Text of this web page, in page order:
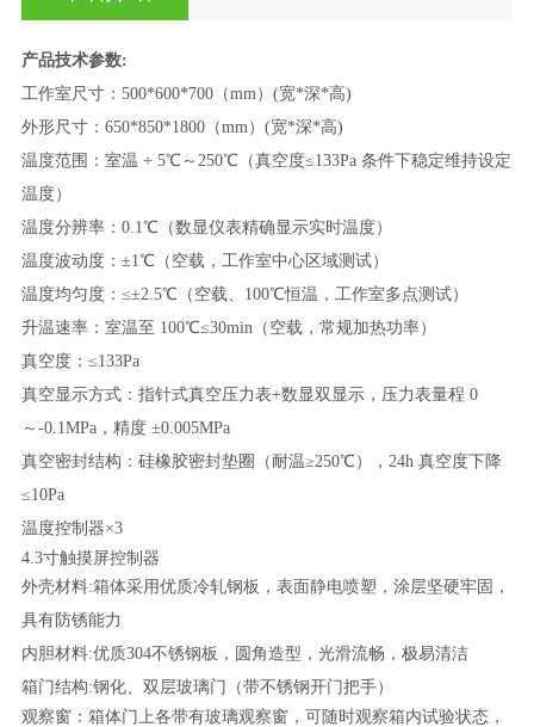
产品技术参数:
工作室尺寸： 500*600*700（mm）(宽*深*高)
外形尺寸： 650*850*1800（mm）(宽*深*高)
温度范围： 室温 + 5℃～250℃（真空度≤133Pa 条件下稳定维持设定
温度）
温度分辨率： 0.1℃（数显仪表精确显示实时温度）
温度波动度： ±1℃（空载，工作室中心区域测试）
温度均匀度： ≤±2.5℃（空载、100℃恒温，工作室多点测试）
升温速率：室温至 100℃≤30min（空载，常规加热功率）
真空度： ≤133Pa
真空显示方式：指针式真空压力表+数显双显示，压力表量程 0
～-0.1MPa，精度 ±0.005MPa
真空密封结构：硅橡胶密封垫圈（耐温≥250℃），24h 真空度下降
≤10Pa
温度控制器×3
4.3寸触摸屏控制器
外壳材料:箱体采用优质冷轧钢板，表面静电喷塑，涂层坚硬牢固，
具有防锈能力
内胆材料:优质304不锈钢板，圆角造型，光滑流畅，极易清洁
箱门结构:钢化、双层玻璃门（带不锈钢开门把手）
观察窗：箱体门上各带有玻璃观察窗，可随时观察箱内试验状态，